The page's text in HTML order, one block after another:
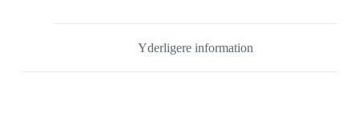
Yderligere information